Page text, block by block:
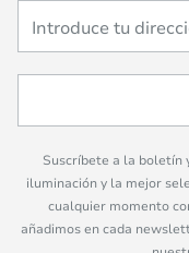
Suscríbete a la boletín
iluminación y la mejor
cualquier momento
añadimos en cada